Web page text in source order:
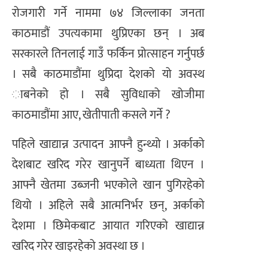
रोजगारी गर्ने नाममा ७४ जिल्लाका जनता
काठमाडौं उपत्यकामा थुप्रिएका छन् । अब
सरकारले तिनलाई गाउँ फर्किन प्रोत्साहन गर्नुपर्छ
। सबै काठमाडौंमा थुप्रिदा देशको यो अवस्थ
ाबनेको हो । सबै सुविधाको खोजीमा
काठमाडौंमा आए, खेतीपाती कसले गर्ने ?
पहिले खाद्यान्न उत्पादन आफ्नै हुन्थ्यो । अर्काको
देशबाट खरिद गरेर खानुपर्ने बाध्यता थिएन ।
आफ्नै खेतमा उब्जनी भएकोले खान पुगिरहेको
थियो । अहिले सबै आत्मनिर्भर छन्, अर्काको
देशमा । छिमेकबाट आयात गरिएको खाद्यान्न
खरिद गरेर खाइरहेको अवस्था छ ।